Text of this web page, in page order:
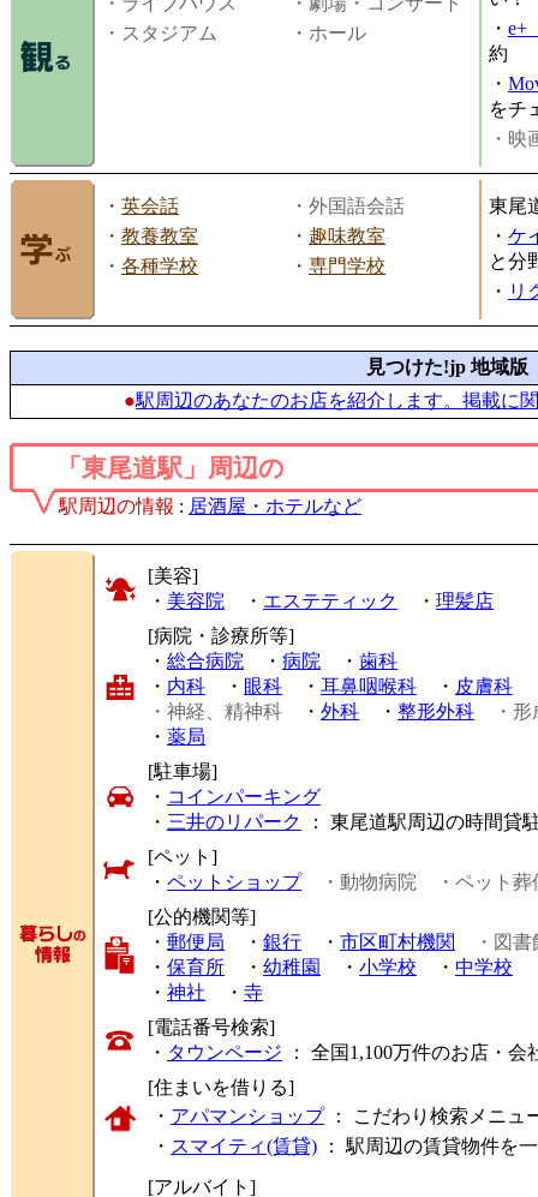
・スタジアム
・ホール
・ e+
約
・
をチ
・映
・ 英会話
・外国語会話
・ 教養教室 ・ 趣味教室
・ 各種学校 ・ 専門学校
東尾
・ ケ
と分
・ リ
見つけた!jp 地域版
●駅周辺のあなたのお店を紹介します。掲載に
「東尾道駅」周辺の
駅周辺の情報 : 居酒屋・ホテルなど
[美容]
・ 美容院 ・ エステティック ・ 理髪店
[病院・診療所等]
・ 総合病院 ・ 病院 ・ 歯科
・ 内科 ・ 眼科 ・ 耳鼻咽喉科 ・ 皮膚科
・神経、精神科 ・ 外科 ・ 整形外科
・
・ 薬局
[駐車場]
・ コインパーキング
・ 三井のリパーク
： 東尾道駅周辺の時間貸
[ペット]
・ ペットショップ ・動物病院
・ペット葬
[公的機関等]
・ 郵便局 ・ 銀行 ・ 市区町村機関
・図書
・ 保育所 ・ 幼稚園 ・ 小学校 ・ 中学校
・ 神社 ・ 寺
[電話番号検索]
・ タウンページ ： 全国1,100万件のお店・
[住まいを借りる]
・ アパマンショップ： こだわり検索メニュ
・ スマイティ(賃貸) ： 駅周辺の賃貸物件を
[アルバイト]